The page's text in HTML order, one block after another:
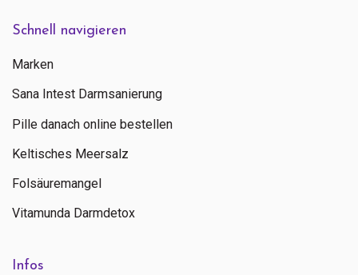
Schnell navigieren
Marken
Sana Intest Darmsanierung
Pille danach online bestellen
Keltisches Meersalz
Folsäuremangel
Vitamunda Darmdetox
Infos